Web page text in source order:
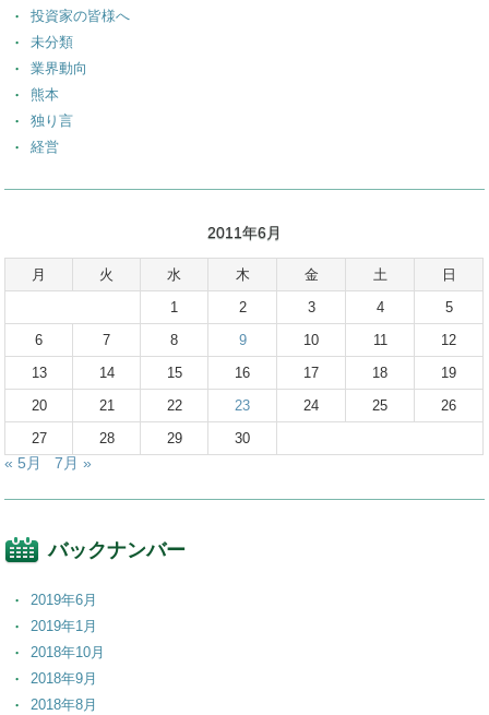
投資家の皆様へ
未分類
業界動向
熊本
独り言
経営
2011年6月
月 火 水 木 金 土
日
1
2 3 4
5
6
7 8 9 10 11
12
13
14 15 16 17 18
19
20
21 22 23 24 25
26
27
28 29 30
« 5月 7月 »
バックナンバー
2019年6月
2019年1月
2018年10月
2018年9月
2018年8月